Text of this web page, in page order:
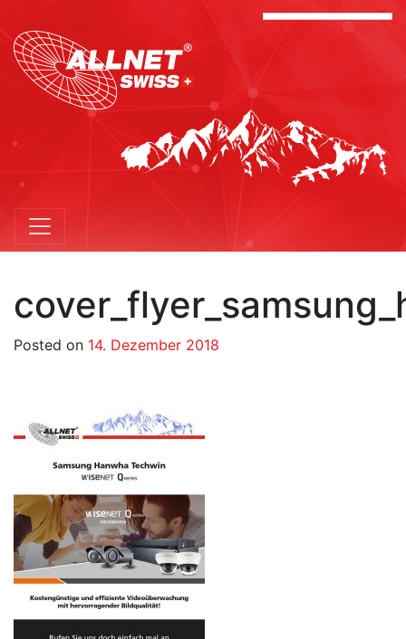
Posted on 14. Dezember 2018